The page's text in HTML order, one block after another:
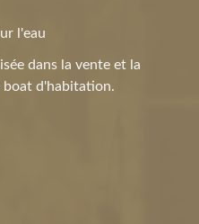
l'eau
dans la vente et la
boat d'habitation.